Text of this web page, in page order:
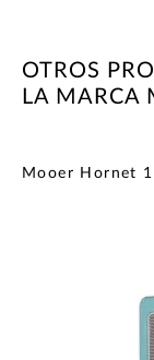
OTROS
LA MARCA
Mooer Hornet